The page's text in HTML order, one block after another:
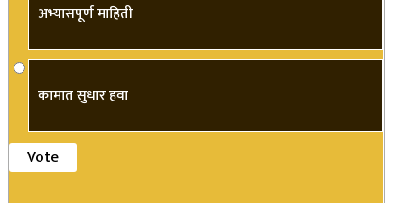
अभ्यासपूर्ण माहिती
कामात सुधार हवा